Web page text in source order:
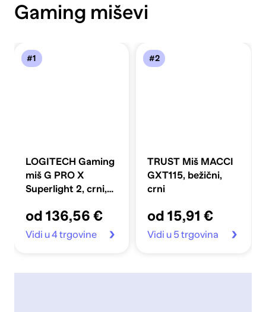
Gaming miševi
#1
LOGITECH Gaming
miš G PRO X
Superlight 2, crni,
32000 DPI, 2 tipke,
95 sati trajanja
baterije, 60 g
od 136,56 €
Vidi u 4 trgovine
#2
TRUST Miš MACCI
GXT115, bežični,
crni
od 15,91 €
Vidi u 5 trgovina